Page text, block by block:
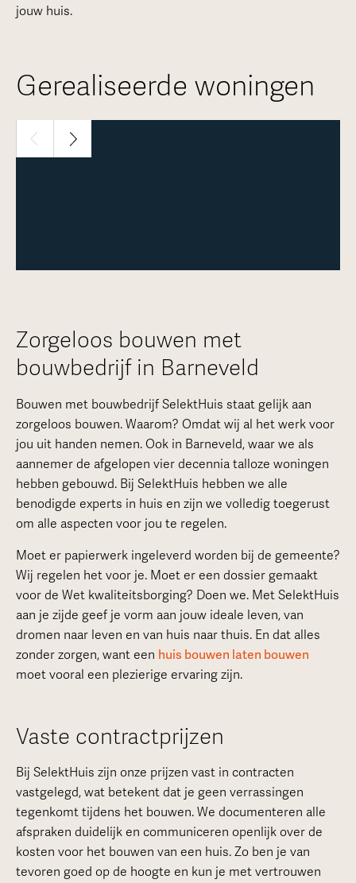
jouw huis.
Gerealiseerde woningen
Meer over deze woning
1 / 30
Zorgeloos bouwen met
bouwbedrijf in Barneveld
Bouwen met bouwbedrijf SelektHuis staat gelijk aan
zorgeloos bouwen. Waarom? Omdat wij al het werk voor
jou uit handen nemen. Ook in Barneveld, waar we als
aannemer de afgelopen vier decennia talloze woningen
hebben gebouwd. Bij SelektHuis hebben we alle
benodigde experts in huis en zijn we volledig toegerust
om alle aspecten voor jou te regelen.
Moet er papierwerk ingeleverd worden bij de gemeente?
Wij regelen het voor je. Moet er een dossier gemaakt
voor de Wet kwaliteitsborging? Doen we. Met SelektHuis
aan je zijde geef je vorm aan jouw ideale leven, van
dromen naar leven en van huis naar thuis. En dat alles
zonder zorgen, want een huis bouwen laten bouwen
moet vooral een plezierige ervaring zijn.
Vaste contractprijzen
Bij SelektHuis zijn onze prijzen vast in contracten
vastgelegd, wat betekent dat je geen verrassingen
tegenkomt tijdens het bouwen. We documenteren alle
afspraken duidelijk en communiceren openlijk over de
kosten voor het bouwen van een huis. Zo ben je van
tevoren goed op de hoogte en kun je met vertrouwen